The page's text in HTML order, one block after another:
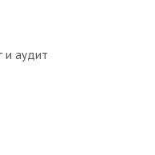
и аудит